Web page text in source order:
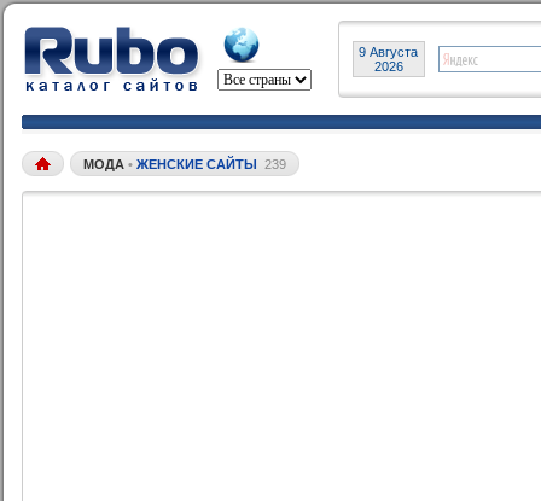
9 Августа
2026
МОДА • ЖЕНСКИЕ САЙТЫ 239